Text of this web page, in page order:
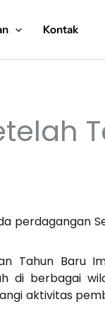
Kontak
perdagangan
Tahun Baru
di berbagai
aktivitas